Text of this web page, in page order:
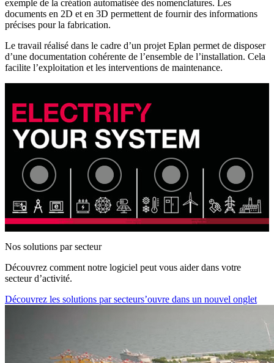
exemple de la création automatisée des nomenclatures. Les
documents en 2D et en 3D permettent de fournir des informations
précises pour la fabrication.
Le travail réalisé dans le cadre d’un projet Eplan permet de disposer
d’une documentation cohérente de l’ensemble de l’installation. Cela
facilite l’exploitation et les interventions de maintenance.
Nos solutions par secteur
Découvrez comment notre logiciel peut vous aider dans votre
secteur d’activité.
Découvrez les solutions par secteurs’ouvre dans un nouvel onglet